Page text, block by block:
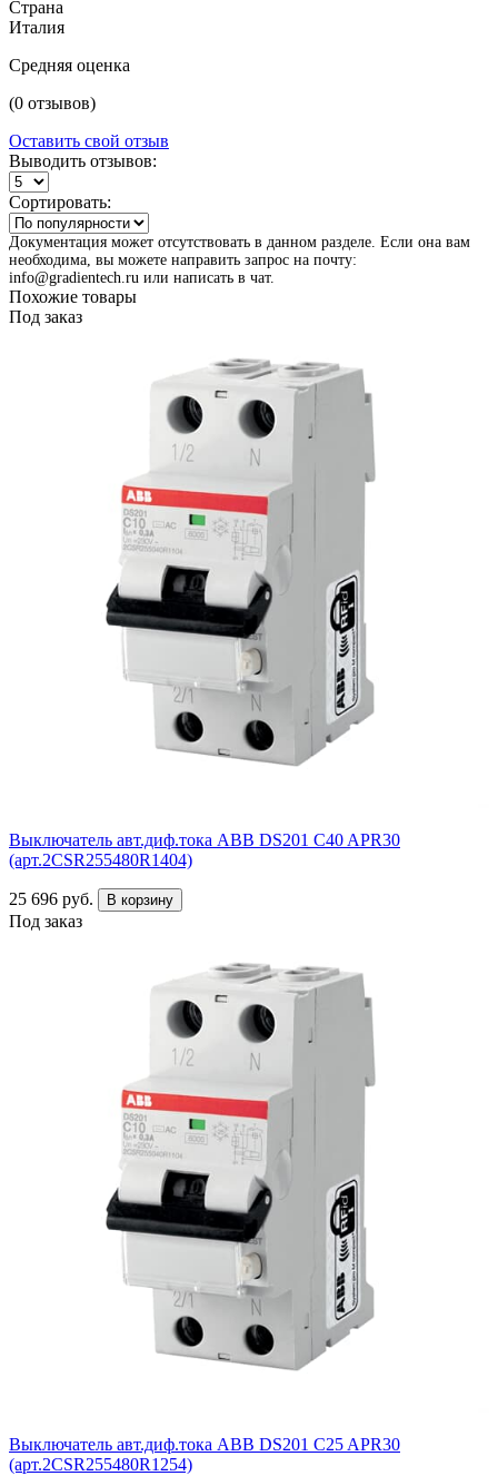
Страна
Италия
Средняя оценка
(0 отзывов)
Оставить свой отзыв
Выводить отзывов:
Сортировать:
Документация может отсутствовать в данном разделе. Если она вам
необходима, вы можете направить запрос на почту:
info@gradientech.ru или написать в чат.
Похожие товары
Под заказ
Выключатель авт.диф.тока ABB DS201 C40 APR30
(арт.2CSR255480R1404)
25 696 руб. В корзину
Под заказ
Выключатель авт.диф.тока ABB DS201 C25 APR30
(арт.2CSR255480R1254)